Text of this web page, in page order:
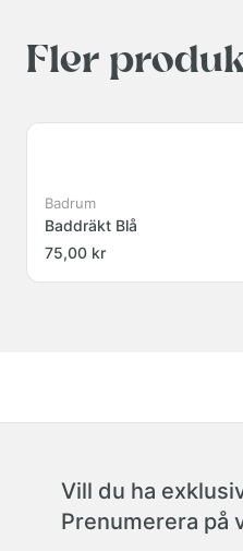
Fler
Badrum
Baddräkt Blå
75,00 kr
Vill du ha
Prenumerera på